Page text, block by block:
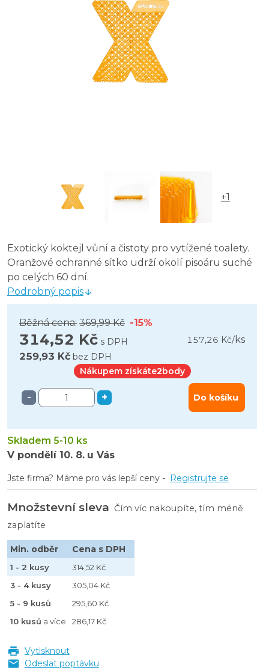
+1
Exotický koktejl vůní a čistoty pro vytížené toalety.
Oranžové ochranné sítko udrží okolí pisoáru suché
po celých 60 dní.
Podrobný popis
Běžná cena: 369,99 Kč -15%
314,52 Kč s DPH 157,26 Kč/ks
259,93 Kč bez DPH
Nákupem získáte2body
- + Do košíku
Skladem 5-10 ks
V pondělí 10. 8. u Vás
Jste firma? Máme pro vás lepší ceny - Registrujte se
Množstevní sleva Čím víc nakoupíte, tím méně
zaplatíte
Min. odběr Cena s DPH
1 - 2 kusy
314,52 Kč
3 - 4 kusy
305,04 Kč
5 - 9 kusů
295,60 Kč
10 kusů a více 286,17 Kč
Vytisknout
Odeslat poptávku